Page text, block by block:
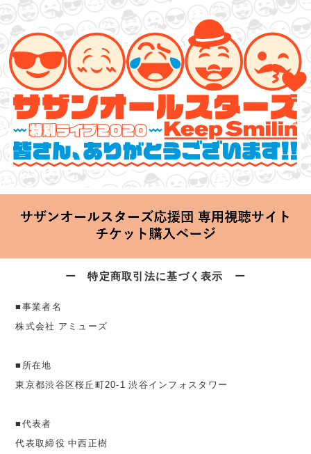
サザンオールスターズ 特別ライブ 2020
2020.06.25 Thu 20:00 Start at 横浜アリーナ
ー 特定商取引法に基づく表示 ー
■事業者名
株式会社 アミューズ
■所在地
東京都渋谷区桜丘町20-1 渋谷インフォスタワー
■代表者
代表取締役 中西正樹